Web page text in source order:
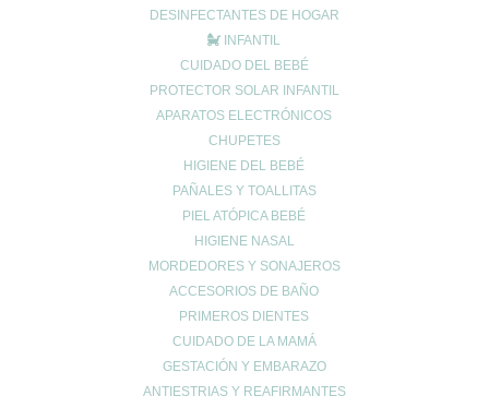
DESINFECTANTES DE HOGAR
INFANTIL
CUIDADO DEL BEBÉ
PROTECTOR SOLAR INFANTIL
APARATOS ELECTRÓNICOS
CHUPETES
HIGIENE DEL BEBÉ
PAÑALES Y TOALLITAS
PIEL ATÓPICA BEBÉ
HIGIENE NASAL
MORDEDORES Y SONAJEROS
ACCESORIOS DE BAÑO
PRIMEROS DIENTES
CUIDADO DE LA MAMÁ
GESTACIÓN Y EMBARAZO
ANTIESTRIAS Y REAFIRMANTES
PARCHES GRANOS
SPRAY ANTIMOSQUITOS